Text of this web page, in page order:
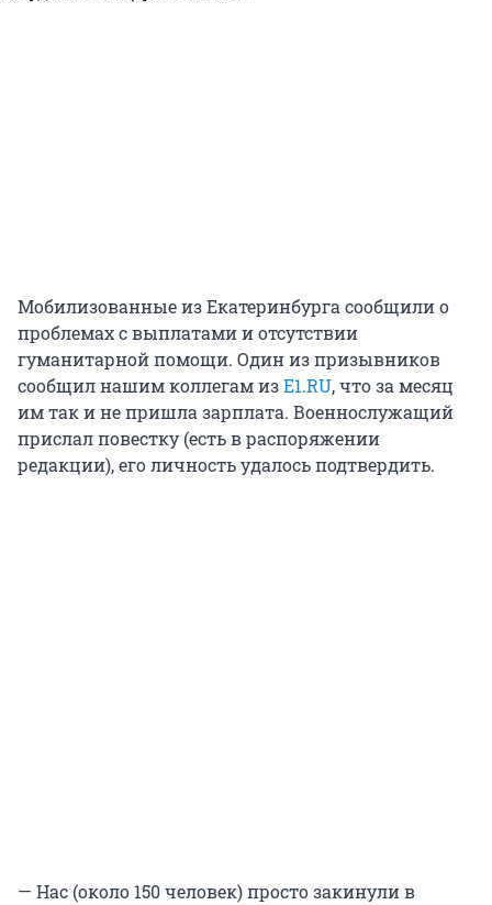
Мобилизованные из Екатеринбурга сообщили о
проблемах с выплатами и отсутствии
гуманитарной помощи. Один из призывников
сообщил нашим коллегам изE1.RU, что за месяц
им так и не пришла зарплата. Военнослужащий
прислал повестку (есть в распоряжении
редакции), его личность удалось подтвердить.
— Нас (около 150 человек) просто закинули в